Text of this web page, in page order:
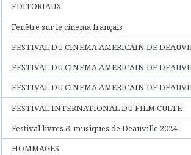
EDITORIAUX
Fenêtre sur le cinéma français
FESTIVAL DU CINEMA AMERICAIN DE
FESTIVAL DU CINEMA AMERICAIN DE
FESTIVAL DU CINEMA AMERICAIN DE
FESTIVAL INTERNATIONAL DU FILM CULTE
Festival livres & musiques de Deauville 2024
HOMMAGES